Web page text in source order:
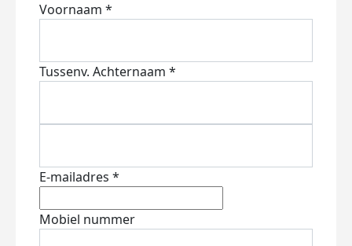
Voornaam *
Tussenv. Achternaam *
E-mailadres *
Mobiel nummer